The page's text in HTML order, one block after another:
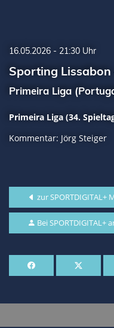
16.05.2026 - 21:30 Uhr
Sporting Lissabon
Primeira Liga
Primeira Liga (34.
Kommentar: Jörg Steiger
zur SPORTDIGITAL+
Bei SPORTDIGITAL+